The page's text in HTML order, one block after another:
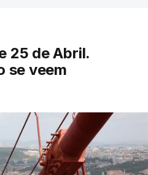
25 de Abril.
se veem